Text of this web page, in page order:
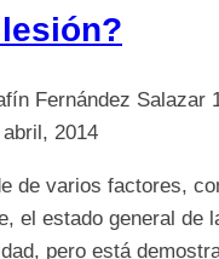
Fernández Salazar
abril, 2014
de varios factores,
el estado general de
pero está